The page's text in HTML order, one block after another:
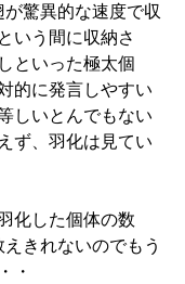
驚異的な速度で収
いう間に収納さ
といった極太個
的に発言しやすい
しいとんでもない
ず、羽化は見てい
化した個体の数
きれないのでもう
・